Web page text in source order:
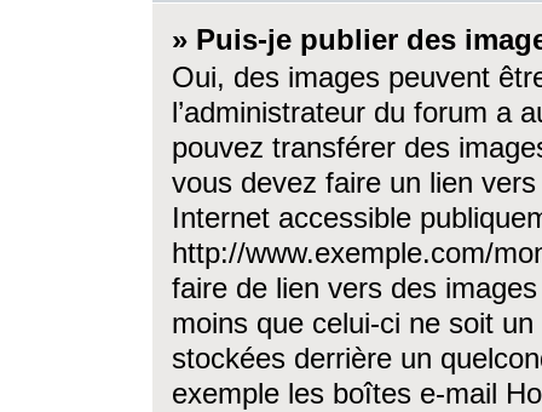
» Puis-je publier des
Oui, des images peuvent
l’administrateur du forum a
pouvez transférer des
vous devez faire un lien
Internet accessible
http://www.exemple.com/
faire de lien vers des
moins que celui-ci ne soit
stockées derrière un
exemple les boîtes e-mail